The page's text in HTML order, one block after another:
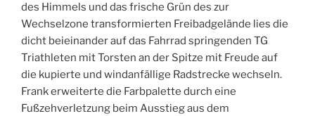
des Himmels und das frische Grün des zur
Wechselzone transformierten Freibadgelände lies die
dicht beieinander auf das Fahrrad springenden TG
Triathleten mit Torsten an der Spitze mit Freude auf
die kupierte und windanfällige Radstrecke wechseln.
Frank erweiterte die Farbpalette durch eine
Fußzehverletzung beim Ausstieg aus dem